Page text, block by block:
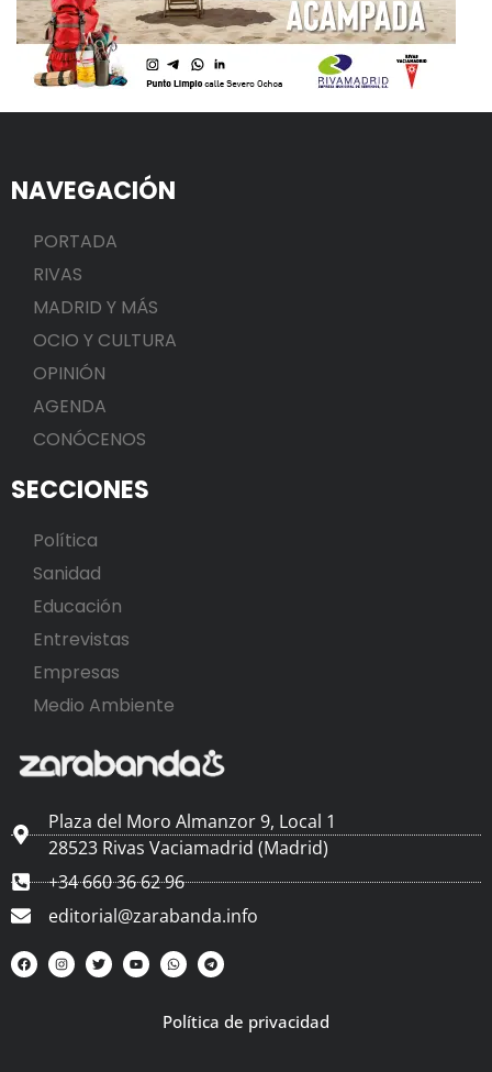
NAVEGACIÓN
PORTADA
RIVAS
MADRID Y MÁS
OCIO Y CULTURA
OPINIÓN
AGENDA
CONÓCENOS
SECCIONES
Política
Sanidad
Educación
Entrevistas
Empresas
Medio Ambiente
Plaza del Moro Almanzor 9, Local 1
28523 Rivas Vaciamadrid (Madrid)
+34 660 36 62 96
editorial@zarabanda.info
Política de privacidad